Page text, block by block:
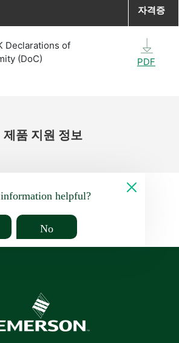
자격증
Declarations of
(DoC)
PDF
제품 지원 정보
helpful?
No